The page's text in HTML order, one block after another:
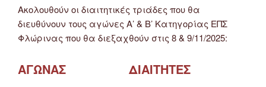
Ακολουθούν οι διαιτητικές τριάδες που θα
διευθύνουν τους αγώνες Α’ & Β’ Κατηγορίας ΕΠΣ
Φλώρινας που θα διεξαχθούν στις 8 & 9/11/2025:
ΑΓΩΝΑΣ ΔΙΑΙΤΗΤΕΣ